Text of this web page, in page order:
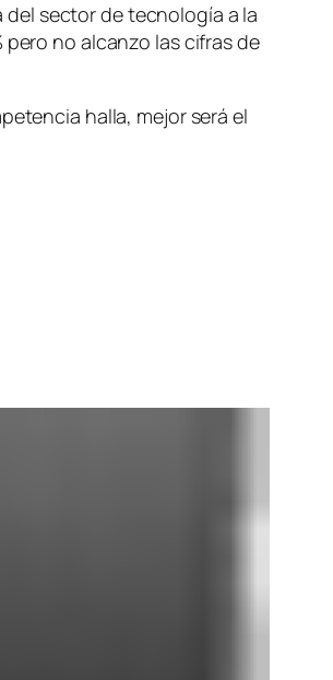
sector de tecnología a la
no alcanzo las cifras de
halla, mejor será el